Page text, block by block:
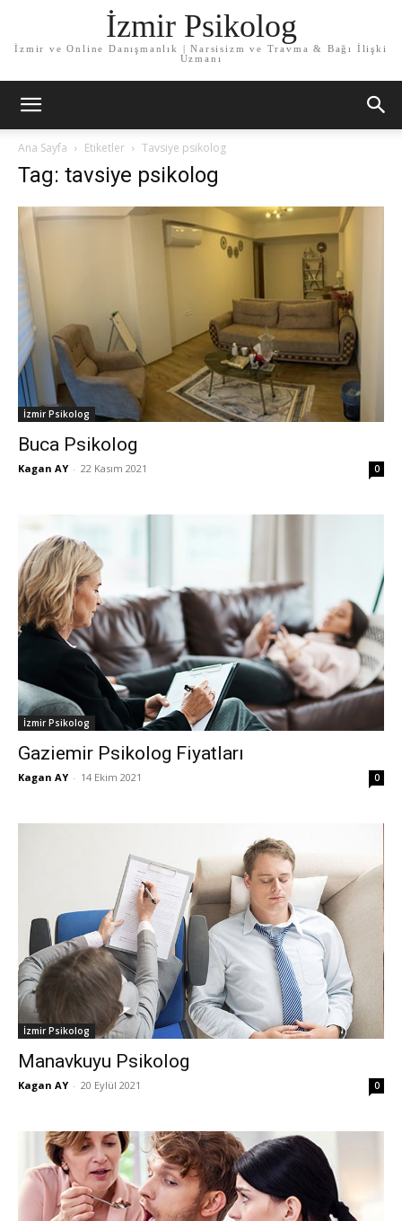
İzmir Psikolog
İzmir ve Online Danışmanlık | Narsisizm ve Travma & Bağı İlişki
Uzmanı
Ana Sayfa Etiketler Tavsiye psikolog
Tag: tavsiye psikolog
İzmir Psikolog
Buca Psikolog
Kagan AY - 22 Kasım 2021 0
İzmir Psikolog
Gaziemir Psikolog Fiyatları
Kagan AY - 14 Ekim 2021 0
İzmir Psikolog
Manavkuyu Psikolog
Kagan AY - 20 Eylül 2021 0